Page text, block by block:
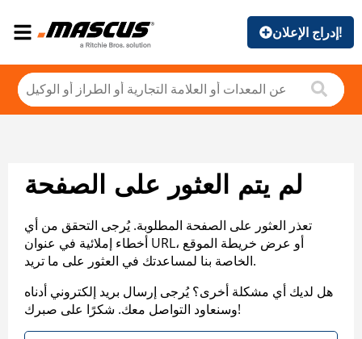
إدراج الإعلان!
لم يتم العثور على الصفحة
تعذر العثور على الصفحة المطلوبة. يُرجى التحقق من أي
أخطاء إملائية في عنوان URL، أو عرض خريطة الموقع
الخاصة بنا لمساعدتك في العثور على ما تريد.
هل لديك أي مشكلة أخرى؟ يُرجى إرسال بريد إلكتروني أدناه
وسنعاود التواصل معك. شكرًا على صبرك!